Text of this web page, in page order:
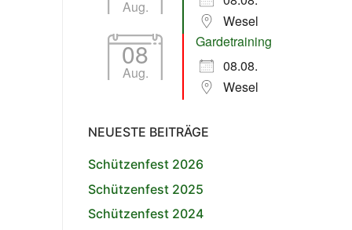
Aug.
Wesel
08
Aug.
Gardetraining
08.08.
Wesel
NEUESTE BEITRÄGE
Schützenfest 2026
Schützenfest 2025
Schützenfest 2024